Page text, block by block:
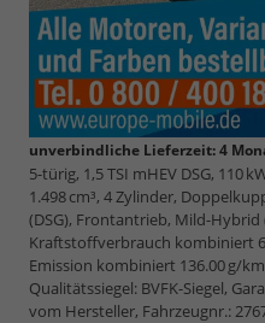
unverbindliche Lieferzeit:4
5-türig, 1,5 TSI mHEV DSG, 110
1.498 cm³, 4 Zylinder,
(DSG), Frontantrieb, Mild-Hybrid
Kraftstoffverbrauch kombiniert 6
Emission kombiniert 136.00 g/km
Qualitätssiegel: BVFK-Siegel,
vom Hersteller, Fahrzeugnr.: